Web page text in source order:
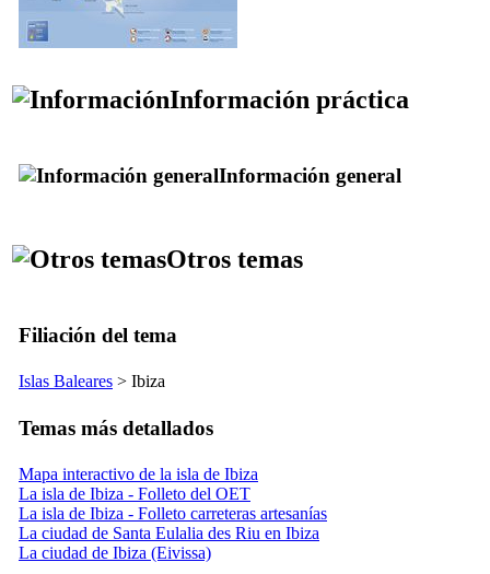
Información práctica
Información general
Otros temas
Filiación del tema
Islas Baleares > Ibiza
Temas más detallados
Mapa interactivo de la isla de Ibiza
La isla de Ibiza - Folleto del OET
La isla de Ibiza - Folleto carreteras artesanías
La ciudad de Santa Eulalia des Riu en Ibiza
La ciudad de Ibiza (Eivissa)